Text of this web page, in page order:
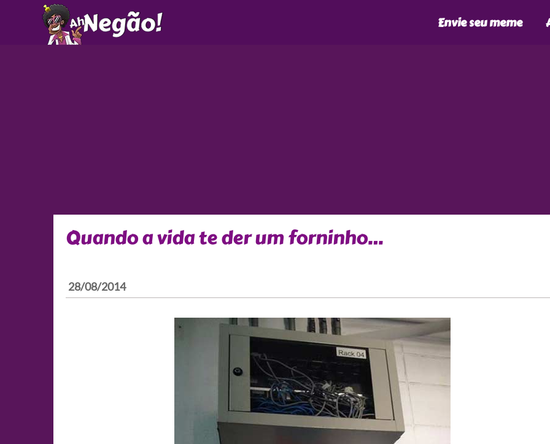
Envie seu meme
Quando a vida te der um forninho…
28/08/2014